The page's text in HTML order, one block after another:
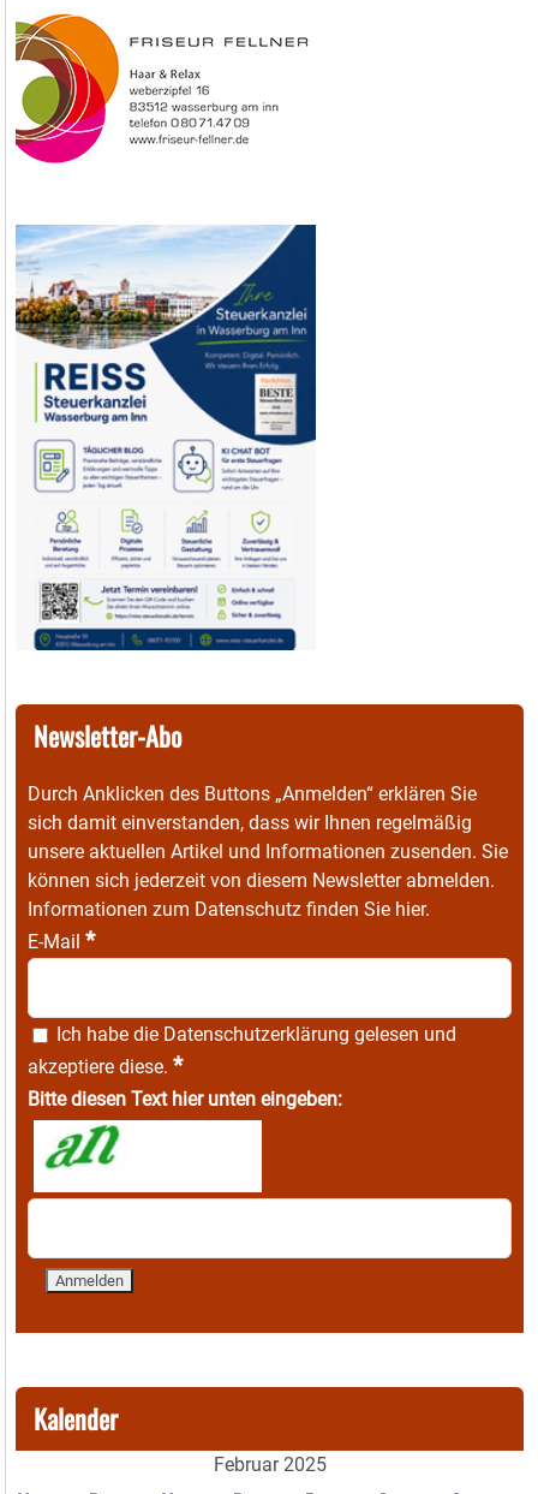
Newsletter-Abo
Durch Anklicken des Buttons „Anmelden“ erklären Sie
sich damit einverstanden, dass wir Ihnen regelmäßig
unsere aktuellen Artikel und Informationen zusenden. Sie
können sich jederzeit von diesem Newsletter abmelden.
Informationen zum Datenschutz finden Sie hier.
E-Mail *
Ich habe die Datenschutzerklärung gelesen und
akzeptiere diese. *
Bitte diesen Text hier unten eingeben:
Kalender
Februar 2025